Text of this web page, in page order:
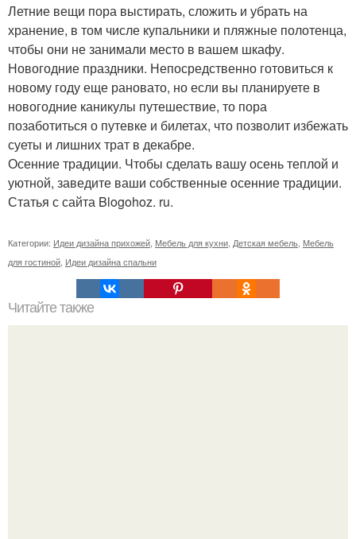
Летние вещи пора выстирать, сложить и убрать на
хранение, в том числе купальники и пляжные полотенца,
чтобы они не занимали место в вашем шкафу.
Новогодние праздники. Непосредственно готовиться к
новому году еще рановато, но если вы планируете в
новогодние каникулы путешествие, то пора
позаботиться о путевке и билетах, что позволит избежать
суеты и лишних трат в декабре.
Осенние традиции. Чтобы сделать вашу осень теплой и
уютной, заведите ваши собственные осенние традиции.
Статья с сайта Blogohoz. ru.
Категории: Идеи дизайна прихожей Мебель для кухни Детская мебель Мебель
для гостиной Идеи дизайна спальни
Читайте также